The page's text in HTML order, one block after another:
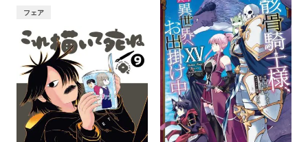
フェア